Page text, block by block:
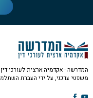
המדרשה - אקדמיה ארצית לעורכי
משפטי עדכני, על ידי העברת